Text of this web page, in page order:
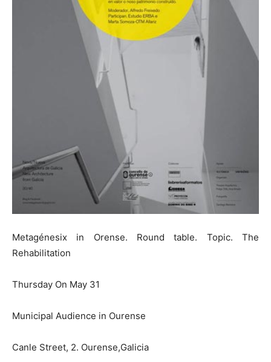
Metagénesix in Orense. Round table. Topic. The
Rehabilitation
Thursday On May 31
Municipal Audience in Ourense
Canle Street, 2. Ourense,Galicia